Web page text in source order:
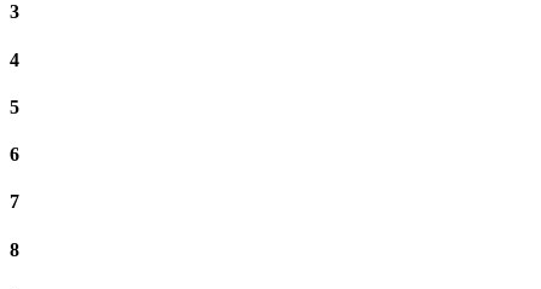
3
4
5
6
7
8